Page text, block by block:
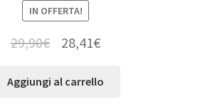
IN OFFERTA!
29,90€ 28,41€
Aggiungi al carrello